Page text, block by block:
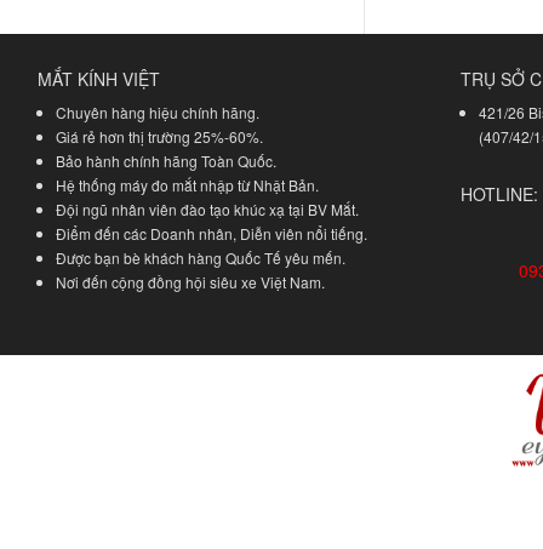
MẮT KÍNH VIỆT
Chuyên hàng hiệu chính hãng.
Giá rẻ hơn thị trường 25%-60%.
Bảo hành chính hãng Toàn Quốc.
Hệ thống máy đo mắt nhập từ Nhật Bản.
Đội ngũ nhân viên đào tạo khúc xạ tại BV Mắt.
Điểm đến các Doanh nhân, Diễn viên nổi tiếng.
Được bạn bè khách hàng Quốc Tế yêu mến.
Nơi đến cộng đồng hội siêu xe Việt Nam.
TRỤ SỞ
421/26
(407/42/
HOTLINE: